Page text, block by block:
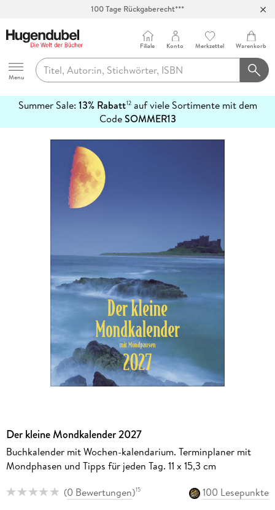
100 Tage Rückgaberecht***
Hugendubel
Menu
Filiale Konto Merkzettel Warenkorb
Summer Sale: 13% Rabatt12auf viele Sortimente mit dem
CodeSOMMER13
erfahren
Der kleine Mondkalender 2027
Buchkalender mit Wochen-kalendarium. Terminplaner mit
Mondphasen und Tipps für jeden Tag. 11 x 15,3 cm
(0 Bewertungen)15
100 Lesepunkte